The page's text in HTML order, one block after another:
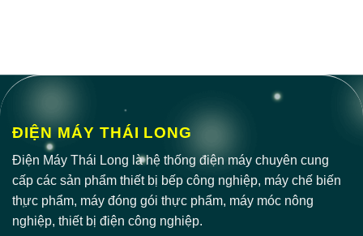
ĐIỆN MÁY THÁI LONG
Điện Máy Thái Long là hệ thống điện máy chuyên cung
cấp các sản phẩm thiết bị bếp công nghiệp, máy chế biến
thực phẩm, máy đóng gói thực phẩm, máy móc nông
nghiệp, thiết bị điện công nghiệp.